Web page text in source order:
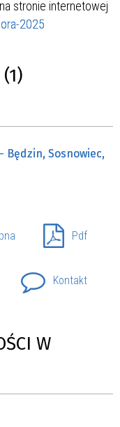
stronie internetowej
2025
Będzin, Sosnowiec,
Pdf
Kontakt
W